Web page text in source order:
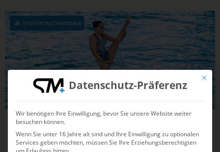
SYNCHRONSCHWIMMEN
03.07.2026 20:31
Deutschland auf Platz acht bei
Mit
Datenschutz-Präferenz
Wir benötigen Ihre Einwilligung, bevor Sie unsere Website weiter
besuchen können.
Wenn Sie unter 16 Jahre alt sind und Ihre Einwilligung zu optionalen
Services geben möchten, müssen Sie Ihre Erziehungsberechtigten